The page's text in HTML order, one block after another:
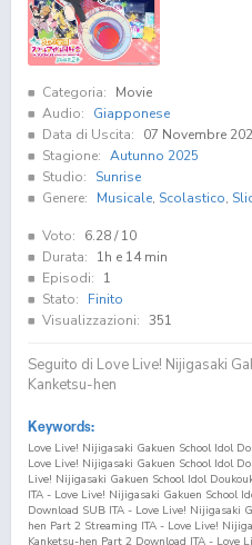
Categoria:
Movie
Audio:
Giapponese
Data di Uscita:
07 Novembre
Stagione: Autunno 2025
Studio:
Sunrise
Genere:
Musicale, Scolastico,
Voto: 6.28/ 10
Durata:
1h e 14 min
Episodi:
1
Stato:
Finito
Visualizzazioni: 351
Seguito di Love Live! Nijigasaki
Kanketsu-hen
Keywords:
Love Live! Nijigasaki Gakuen School Idol
Love Live! Nijigasaki Gakuen School Idol
Live! Nijigasaki Gakuen School Idol
ITA - Love Live! Nijigasaki Gakuen School
Download SUB ITA - Love Live! Nijigasaki
hen Part 2 Streaming ITA - Love Live!